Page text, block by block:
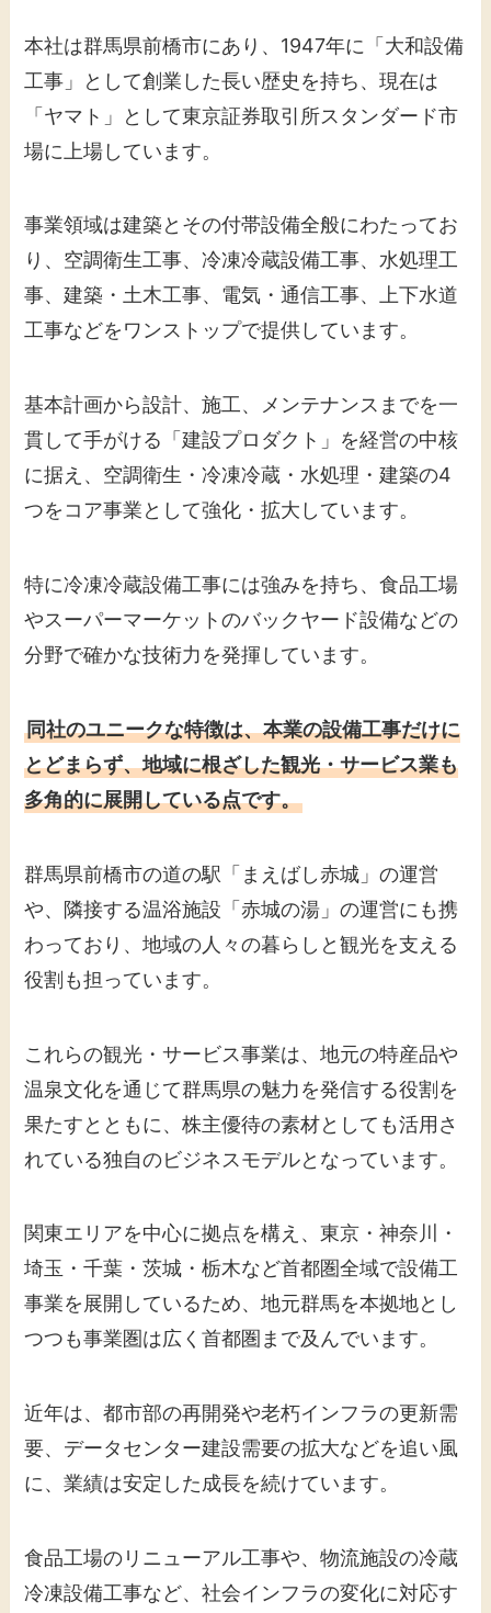
本社は群馬県前橋市にあり、1947年に「大和設備
工事」として創業した長い歴史を持ち、現在は
「ヤマト」として東京証券取引所スタンダード市
場に上場しています。
事業領域は建築とその付帯設備全般にわたってお
り、空調衛生工事、冷凍冷蔵設備工事、水処理工
事、建築・土木工事、電気・通信工事、上下水道
工事などをワンストップで提供しています。
基本計画から設計、施工、メンテナンスまでを一
貫して手がける「建設プロダクト」を経営の中核
に据え、空調衛生・冷凍冷蔵・水処理・建築の4
つをコア事業として強化・拡大しています。
特に冷凍冷蔵設備工事には強みを持ち、食品工場
やスーパーマーケットのバックヤード設備などの
分野で確かな技術力を発揮しています。
同社のユニークな特徴は、本業の設備工事だけに
とどまらず、地域に根ざした観光・サービス業も
多角的に展開している点です。
群馬県前橋市の道の駅「まえばし赤城」の運営
や、隣接する温浴施設「赤城の湯」の運営にも携
わっており、地域の人々の暮らしと観光を支える
役割も担っています。
これらの観光・サービス事業は、地元の特産品や
温泉文化を通じて群馬県の魅力を発信する役割を
果たすとともに、株主優待の素材としても活用さ
れている独自のビジネスモデルとなっています。
関東エリアを中心に拠点を構え、東京・神奈川・
埼玉・千葉・茨城・栃木など首都圏全域で設備工
事業を展開しているため、地元群馬を本拠地とし
つつも事業圏は広く首都圏まで及んでいます。
近年は、都市部の再開発や老朽インフラの更新需
要、データセンター建設需要の拡大などを追い風
に、業績は安定した成長を続けています。
食品工場のリニューアル工事や、物流施設の冷蔵
冷凍設備工事など、社会インフラの変化に対応す